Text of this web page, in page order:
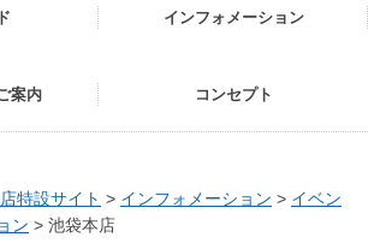
インフォメーション
案内 コンセプト
特設サイト > インフォメーション > イベン
ン > 池袋本店